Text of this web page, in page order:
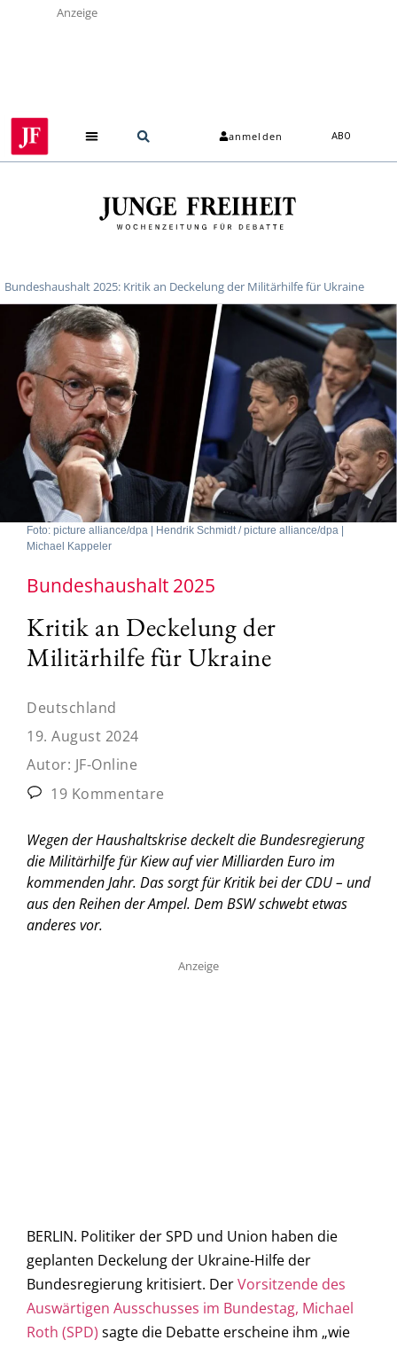
Anzeige
anmelden ABO
Bundeshaushalt 2025: Kritik an Deckelung der Militärhilfe für Ukraine
Foto: picture alliance/dpa | Hendrik Schmidt / picture alliance/dpa |
Michael Kappeler
Bundeshaushalt 2025
Kritik an Deckelung der
Militärhilfe für Ukraine
Deutschland
19. August 2024
Autor: JF-Online
19 Kommentare
Wegen der Haushaltskrise deckelt die Bundesregierung
die Militärhilfe für Kiew auf vier Milliarden Euro im
kommenden Jahr. Das sorgt für Kritik bei der CDU – und
aus den Reihen der Ampel. Dem BSW schwebt etwas
anderes vor.
Anzeige
BERLIN. Politiker der SPD und Union haben die
geplanten Deckelung der Ukraine-Hilfe der
Bundesregierung kritisiert. DerVorsitzende des
Auswärtigen Ausschusses im Bundestag, Michael
Roth (SPD) sagte die Debatte erscheine ihm „wie